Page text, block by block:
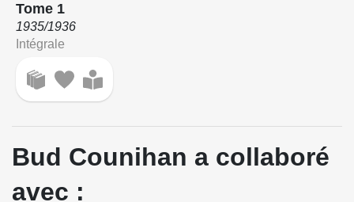
Tome 1
1935/1936
Intégrale
Bud Counihan a collaboré
avec :